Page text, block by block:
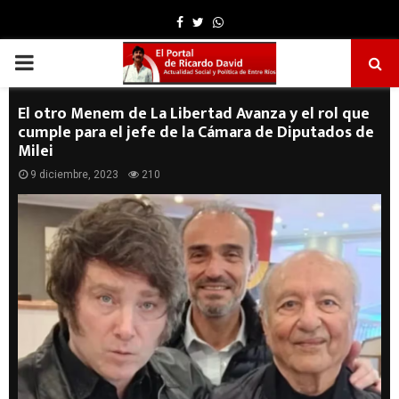
Facebook
TwitterWhatsapp
PRIMARY
MENU
El otro Menem de La Libertad Avanza y el rol que
cumple para el jefe de la Cámara de Diputados de
Milei
9 diciembre, 2023 210